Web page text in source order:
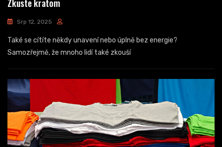
Zkuste kratom
Srp 12, 2025
Také se cítíte někdy unavení nebo úplně bez energie?
Samozřejmě, že mnoho lidí také zkouší